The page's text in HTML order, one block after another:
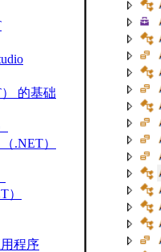
和术语
Studio
（.NET）
Studio
.NET）
或解决方
决方案
的基础
.NET）
）
程序